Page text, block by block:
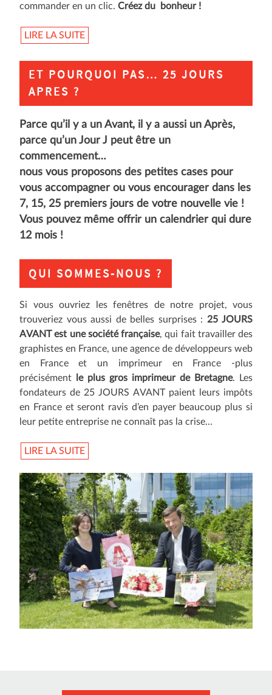
commander en un clic. Créez du bonheur !
LIRE LA SUITE
ET POURQUOI PAS… 25 JOURS
APRES ?
Parce qu’il y a un Avant, il y a aussi un Après,
parce qu’un Jour J peut être un
commencement…
nous vous proposons des petites cases pour
vous accompagner ou vous encourager dans les
7, 15, 25 premiers jours de votre nouvelle vie !
Vous pouvez même offrir un calendrier qui dure
12 mois !
QUI SOMMES-NOUS ?
Si vous ouvriez les fenêtres de notre projet, vous
trouveriez vous aussi de belles surprises : 25 JOURS
AVANT est une société française, qui fait travailler des
graphistes en France, une agence de développeurs web
en France et un imprimeur en France -plus
précisément
le plus gros imprimeur de Bretagne. Les
fondateurs de 25 JOURS AVANT paient leurs impôts
en France et seront ravis d’en payer beaucoup plus si
leur petite entreprise ne connaît pas la crise…
LIRE LA SUITE